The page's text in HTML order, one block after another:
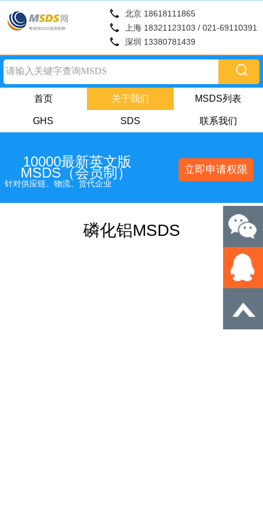
北京 18618111865
上海 18321123103 / 021-69110391
深圳 13380781439
首页 关于我们 MSDS列表
GHS SDS 联系我们
10000最新英文版
MSDS（会员制）
针对供应链、物流、货代企业
立即申请权限
磷化铝MSDS